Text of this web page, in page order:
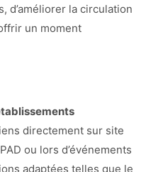
d’améliorer la circulation
un moment
directement sur site
ou lors d’événements
adaptées telles que le